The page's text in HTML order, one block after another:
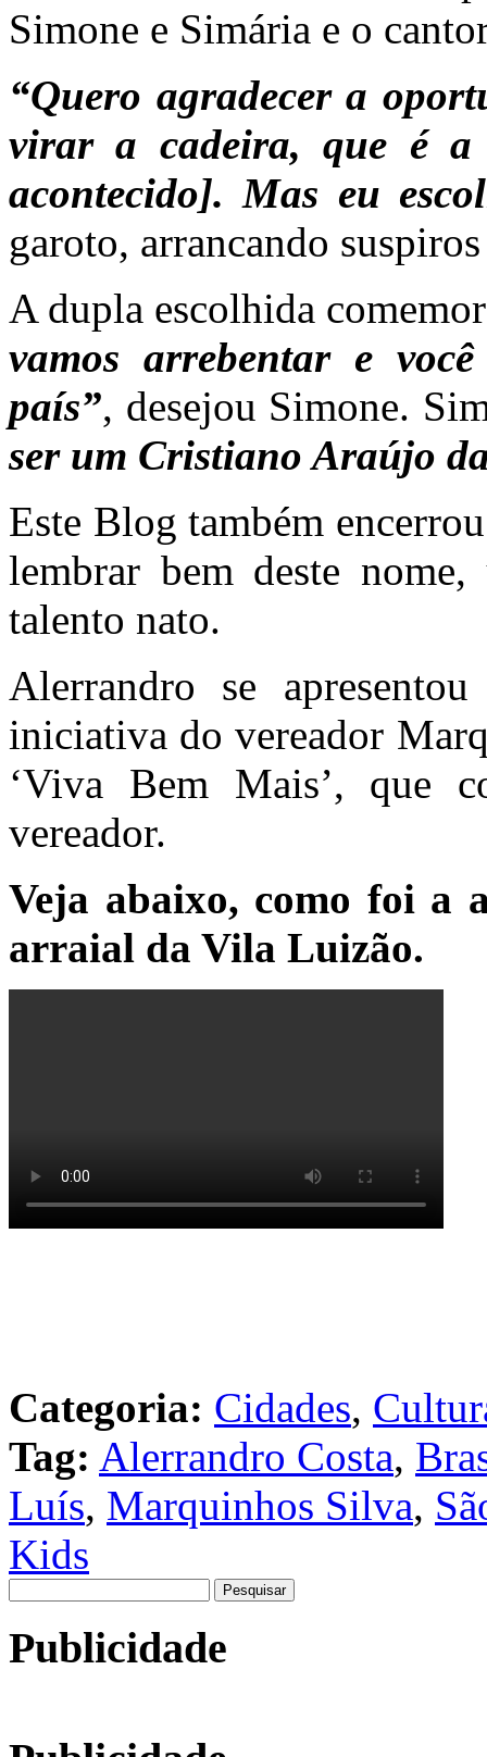
Simone e Simária e o
“Quero agradecer a
virar a cadeira, que é a
acontecido]. Mas eu
garoto, arrancando
A dupla escolhida
vamos arrebentar e
país”, desejou Simone.
ser um Cristiano Araújo
Este Blog também
lembrar bem deste
talento nato.
Alerrandro se
iniciativa do vereador
‘Viva Bem Mais’, que
vereador.
Veja abaixo, como foi a
arraial da Vila Luizão.
Categoria: Cidades,
Tag: Alerrandro Costa,
Luís, Marquinhos Silva,
Kids
por:
Publicidade